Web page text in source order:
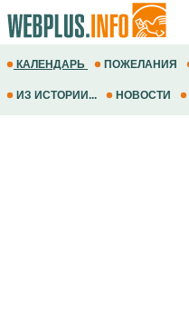
КАЛЕНДАРЬ ПОЖЕЛАНИЯ
ИЗ ИСТОРИИ... НОВОСТИ